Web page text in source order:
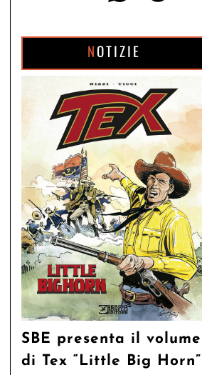
NOTIZIE
SBE presenta il volume
di Tex “Little Big Horn”